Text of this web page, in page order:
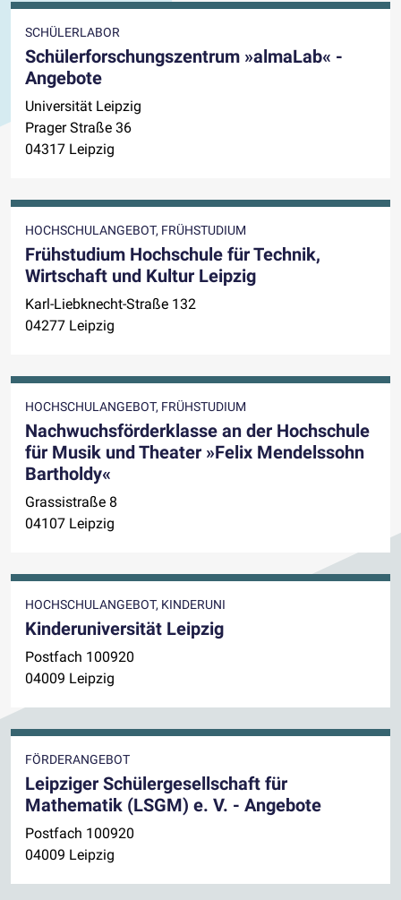
SCHÜLERLABOR
Schülerforschungszentrum »almaLab« -
Angebote
Universität Leipzig
Prager Straße 36
04317 Leipzig
HOCHSCHULANGEBOT, FRÜHSTUDIUM
Frühstudium Hochschule für Technik,
Wirtschaft und Kultur Leipzig
Karl-Liebknecht-Straße 132
04277 Leipzig
HOCHSCHULANGEBOT, FRÜHSTUDIUM
Nachwuchsförderklasse an der Hochschule
für Musik und Theater »Felix Mendelssohn
Bartholdy«
Grassistraße 8
04107 Leipzig
HOCHSCHULANGEBOT, KINDERUNI
Kinderuniversität Leipzig
Postfach 100920
04009 Leipzig
FÖRDERANGEBOT
Leipziger Schülergesellschaft für
Mathematik (LSGM) e. V. - Angebote
Postfach 100920
04009 Leipzig